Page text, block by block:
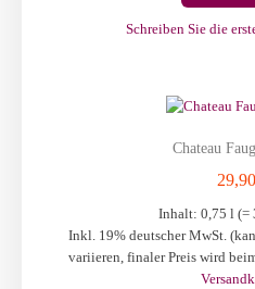
Schreiben Sie die
Chateau
Inhalt: 0,75 l (=
Inkl. 19% deutscher MwSt.
variieren, finaler Preis wird